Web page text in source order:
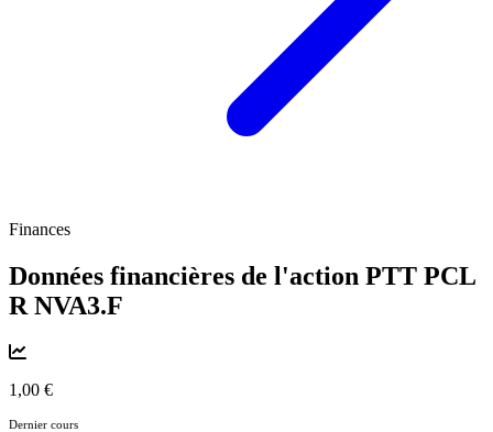
Finances
Données financières de l'action PTT PCL
R NVA3.F
1,00 €
Dernier cours